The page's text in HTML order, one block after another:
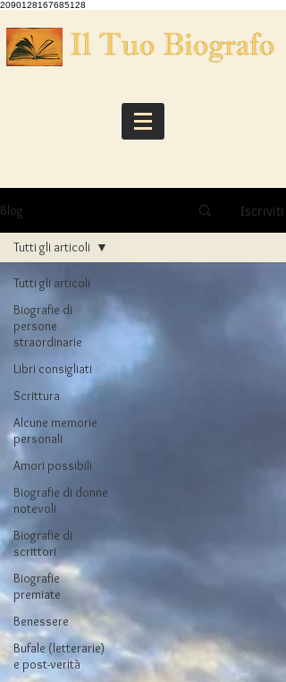
2090128167685128
Blog Iscriviti
Tutti gli articoli
Biografie di
persone
straordinarie
Libri consigliati
Scrittura
Alcune memorie
personali
Amori possibili
Biografie di donne
notevoli
Biografie di
scrittori
Biografie
premiate
Benessere
Bufale (letterarie)
e post-verità
Tutti gli articoli